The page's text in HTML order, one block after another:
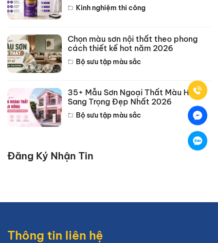
Kinh nghiệm thi công
Chọn màu sơn nội thất theo phong
cách thiết kế hot năm 2026
Bộ sưu tập màu sắc
35+ Mẫu Sơn Ngoại Thất Màu Hồng
Sang Trọng Đẹp Nhất 2026
Bộ sưu tập màu sắc
Đăng Ký Nhận Tin
Thông tin liên hệ